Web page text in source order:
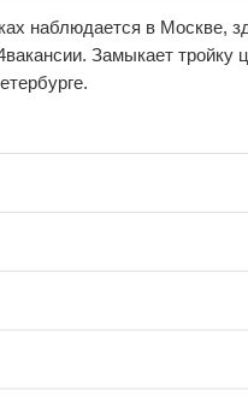
наблюдается в Москве,
Замыкает тройку